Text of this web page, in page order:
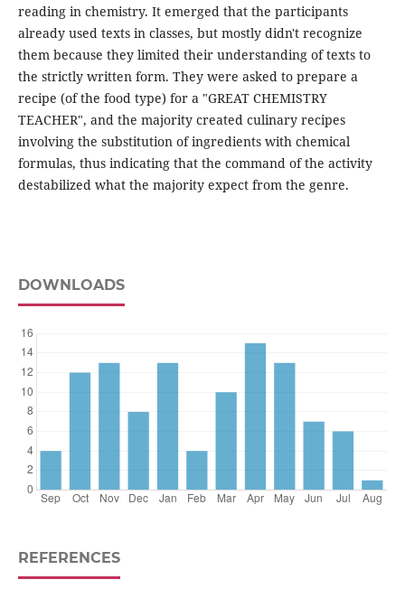
reading in chemistry. It emerged that the participants
already used texts in classes, but mostly didn't recognize
them because they limited their understanding of texts to
the strictly written form. They were asked to prepare a
recipe (of the food type) for a "GREAT CHEMISTRY
TEACHER", and the majority created culinary recipes
involving the substitution of ingredients with chemical
formulas, thus indicating that the command of the activity
destabilized what the majority expect from the genre.
DOWNLOADS
REFERENCES